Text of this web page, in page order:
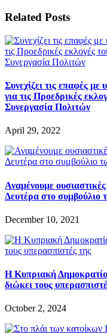
Related Posts
Συνεχίζει τις επαφές
για τις Προεδρικές
Συνεργασία Πολιτών
April 29, 2022
Αναμένουμε
Δευτέρα στο
December 10, 2021
Η Κυπριακή Δημοκρατία
διώκει τους
October 2, 2024